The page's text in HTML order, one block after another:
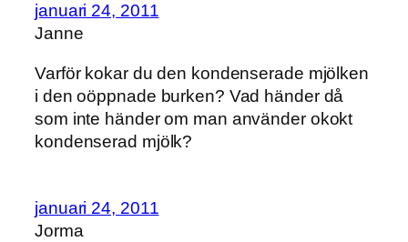
januari 24, 2011
Janne
Varför kokar du den kondenserade mjölken
i den oöppnade burken? Vad händer då
som inte händer om man använder okokt
kondenserad mjölk?
januari 24, 2011
Jorma